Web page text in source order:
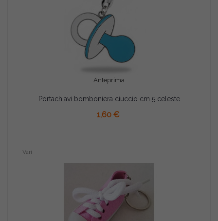
Anteprima
Portachiavi bomboniera ciuccio cm 5 celeste
1,60 €
Vari